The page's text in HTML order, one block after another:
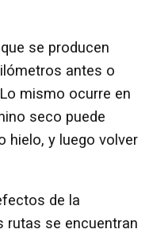
se producen
antes o
mismo ocurre en
seco puede
hielo, y luego volver
de la
rutas se encuentran